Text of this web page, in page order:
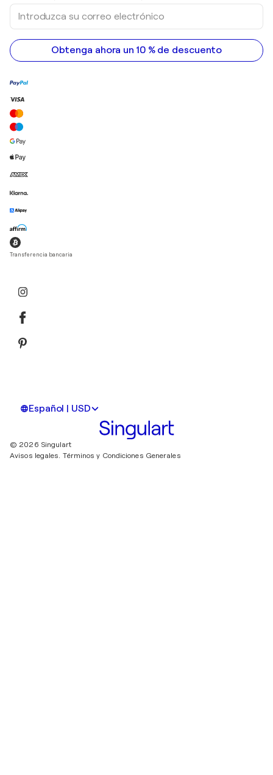
Introduzca
correo
electrónico
Obtenga ahora un 10 % de descuento
Transferencia bancaria
Español | USD
© 2026 Singulart
Avisos legales.
Términos y Condiciones Generales